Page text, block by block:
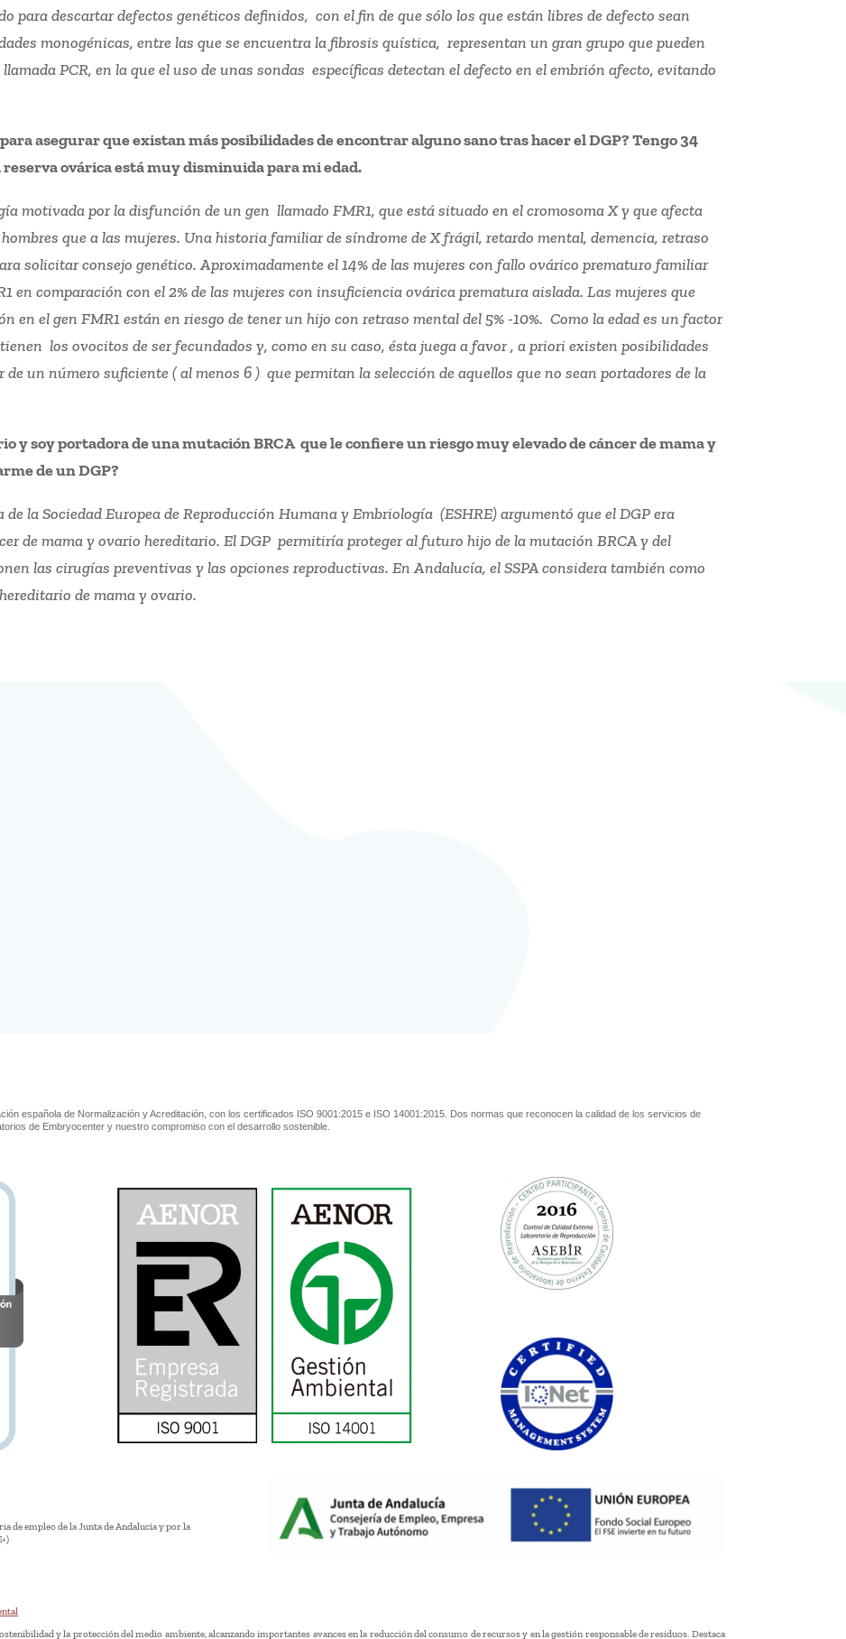
para descartar defectos genéticos definidos, con el fin de que sólo los que están libres de defecto sean
monogénicas, entre las que se encuentra la fibrosis quística, representan un gran grupo que pueden
PCR, en la que el uso de unas sondas específicas detectan el defecto en el embrión afecto, evitando
asegurar que existan más posibilidades de encontrar alguno sano tras hacer el DGP? Tengo 34
ovárica está muy disminuida para mi edad.
motivada por la disfunción de un gen llamado FMR1, que está situado en el cromosoma X y que afecta
que a las mujeres. Una historia familiar de síndrome de X frágil, retardo mental, demencia, retraso
solicitar consejo genético. Aproximadamente el 14% de las mujeres con fallo ovárico prematuro familiar
en comparación con el 2% de las mujeres con insuficiencia ovárica prematura aislada. Las mujeres que
en el gen FMR1 están en riesgo de tener un hijo con retraso mental del 5% -10%. Como la edad es un factor
los ovocitos de ser fecundados y, como en su caso, ésta juega a favor , a priori existen posibilidades
un número suficiente ( al menos 6 ) que permitan la selección de aquellos que no sean portadores de la
y soy portadora de una mutación BRCA que le confiere un riesgo muy elevado de cáncer de mama y
de un DGP?
la Sociedad Europea de Reproducción Humana y Embriología (ESHRE) argumentó que el DGP era
de mama y ovario hereditario. El DGP permitiría proteger al futuro hijo de la mutación BRCA y del
las cirugías preventivas y las opciones reproductivas. En Andalucía, el SSPA considera también como
de mama y ovario.
española de Normalización y Acreditación, con los certificados ISO 9001:2015 e ISO 14001:2015. Dos normas que reconocen la calidad de los servicios de
de Embryocenter y nuestro compromiso con el desarrollo sostenible.
de empleo de la Junta de Andalucía y por la
y la protección del medio ambiente, alcanzando importantes avances en la reducción del consumo de recursos y en la gestión responsable de residuos. Destaca